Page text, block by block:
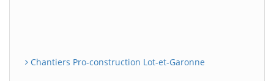
Chantiers Pro-construction Lot-et-Garonne